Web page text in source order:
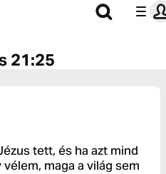
21:25
tett, és ha azt mind
maga a világ sem